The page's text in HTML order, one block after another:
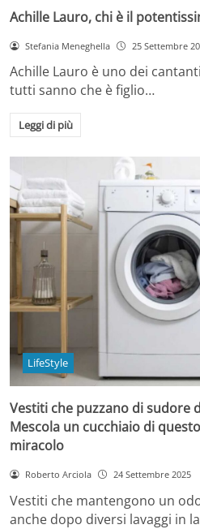
Achille Lauro, chi è il
Stefania Meneghella 25 Settembre
Achille Lauro è uno dei
tutti sanno che è figlio…
Leggi di più
LifeStyle
Vestiti che puzzano di sudore
Mescola un cucchiaio di
miracolo
Roberto Arciola 24 Settembre 2025
Vestiti che mantengono un
anche dopo diversi lavaggi in